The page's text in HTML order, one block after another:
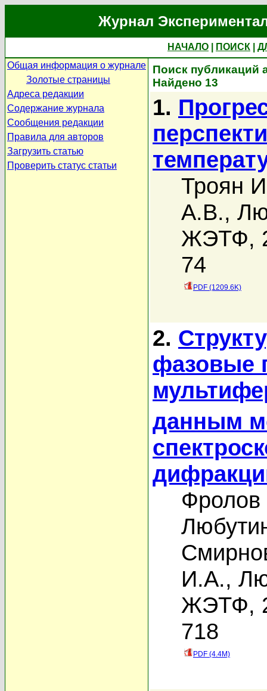
Журнал
НАЧАЛО ПОИСК
Общая информация о журнале
Золотые страницы
Адреса редакции
Содержание журнала
Сообщения редакции
Правила для авторов
Загрузить статью
Проверить статус статьи
Поиск публикаций
Найдено 13
1.
Троян
А.В.,
ЖЭТФ,
74
PDF (1209.6K)
2.
фазовые
данным
И.А.,
ЖЭТФ,
718
PDF (4.4M)